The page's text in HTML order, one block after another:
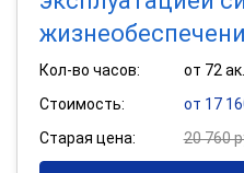
Кол-во часов:
от 72
Стоимость:
от 17
Старая цена:
20 760